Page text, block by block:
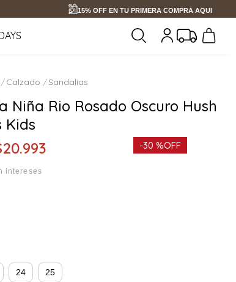
15% OFF EN TU PRIMERA COMPRA AQUI
Calzado Sandalias
Niña Rio Rosado Oscuro Hush
Kids
20.993
intereses
-30 %OFF
24 25